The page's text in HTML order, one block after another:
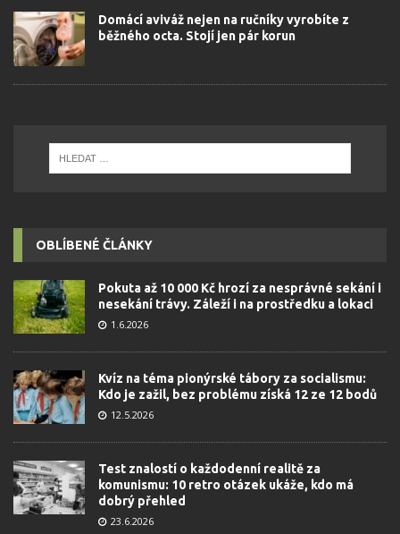
Domácí aviváž nejen na ručníky vyrobíte z
běžného octa. Stojí jen pár korun
OBLÍBENÉ ČLÁNKY
Pokuta až 10 000 Kč hrozí za nesprávné sekání i
nesekání trávy. Záleží i na prostředku a lokaci
1.6.2026
Kvíz na téma pionýrské tábory za socialismu:
Kdo je zažil, bez problému získá 12 ze 12 bodů
12.5.2026
Test znalostí o každodenní realitě za
komunismu: 10 retro otázek ukáže, kdo má
dobrý přehled
23.6.2026